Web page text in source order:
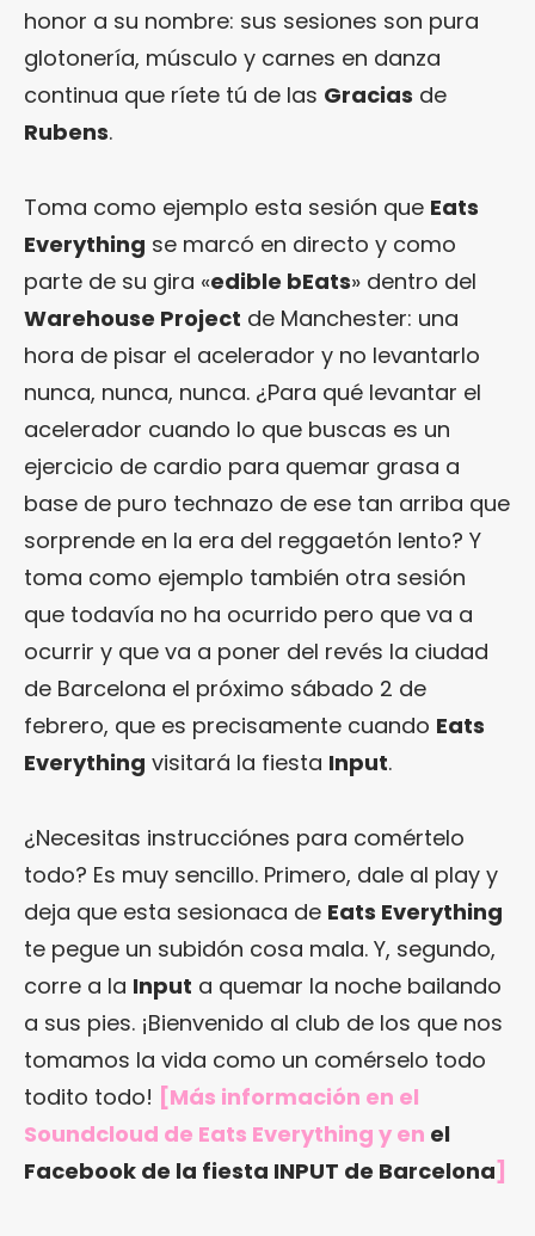
honor a su nombre: sus sesiones son pura
glotonería, músculo y carnes en danza
continua que ríete tú de las Gracias de
Rubens.
Toma como ejemplo esta sesión que Eats
Everything se marcó en directo y como
parte de su gira «edible bEats» dentro del
Warehouse Project de Manchester: una
hora de pisar el acelerador y no levantarlo
nunca, nunca, nunca. ¿Para qué levantar el
acelerador cuando lo que buscas es un
ejercicio de cardio para quemar grasa a
base de puro technazo de ese tan arriba que
sorprende en la era del reggaetón lento? Y
toma como ejemplo también otra sesión
que todavía no ha ocurrido pero que va a
ocurrir y que va a poner del revés la ciudad
de Barcelona el próximo sábado 2 de
febrero, que es precisamente cuando Eats
Everything visitará la fiesta Input.
¿Necesitas instrucciónes para comértelo
todo? Es muy sencillo. Primero, dale al play y
deja que esta sesionaca de Eats Everything
te pegue un subidón cosa mala. Y, segundo,
corre a la Input a quemar la noche bailando
a sus pies. ¡Bienvenido al club de los que nos
tomamos la vida como un comérselo todo
todito todo! [Más información en el
Soundcloud de Eats Everything y en el
Facebook de la fiesta INPUT de Barcelona]